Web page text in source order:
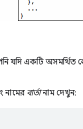
যদি একটি অসমর্থিত
নামের বার্তানাম দেখুন: